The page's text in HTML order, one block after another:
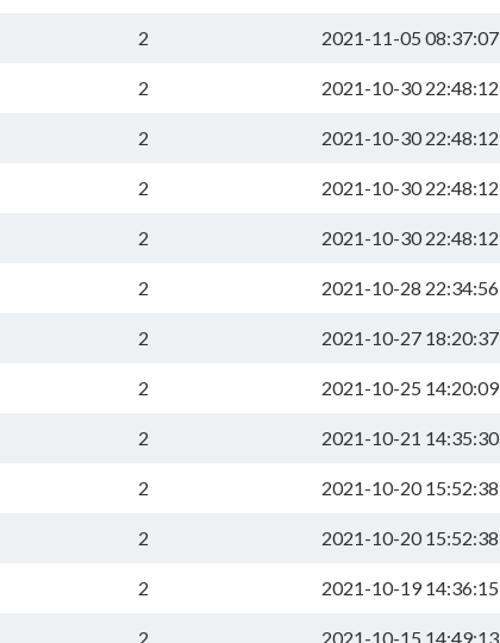
2 2021-11-05 08:37:07
2 2021-10-30 22:48:12
2 2021-10-30 22:48:12
2 2021-10-30 22:48:12
2 2021-10-30 22:48:12
2 2021-10-28 22:34:56
2 2021-10-27 18:20:37
2 2021-10-25 14:20:09
2 2021-10-21 14:35:30
2 2021-10-20 15:52:38
2 2021-10-20 15:52:38
2 2021-10-19 14:36:15
2 2021-10-15 14:49:13